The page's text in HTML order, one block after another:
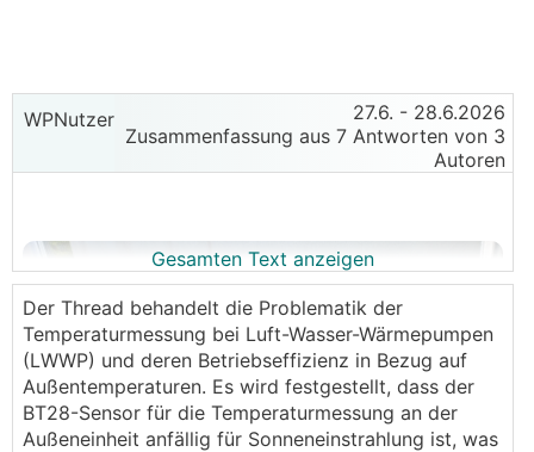
WPNutzer 27.6. - 28.6.2026
Zusammenfassung aus 7 Antworten von 3
Autoren
Gesamten Text anzeigen
Der Thread behandelt die Problematik der
Temperaturmessung bei Luft-Wasser-Wärmepumpen
(LWWP) und deren Betriebseffizienz in Bezug auf
Außentemperaturen. Es wird festgestellt, dass der
BT28-Sensor für die Temperaturmessung an der
Außeneinheit anfällig für Sonneneinstrahlung ist, was